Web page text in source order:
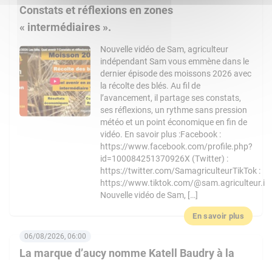
Constats et réflexions en zones
« intermédiaires ».
Nouvelle vidéo de Sam, agriculteur
indépendant Sam vous emmène dans le
dernier épisode des moissons 2026 avec
la récolte des blés. Au fil de
l’avancement, il partage ses constats,
ses réflexions, un rythme sans pression
météo et un point économique en fin de
vidéo. En savoir plus :Facebook :
https://www.facebook.com/profile.php?
id=100084251370926X (Twitter) :
https://twitter.com/SamagriculteurTikTok :
https://www.tiktok.com/@sam.agriculteur.i
Nouvelle vidéo de Sam, […]
En savoir plus
La marque d’aucy nomme Katell Baudry à la
06/08/2026, 06:00